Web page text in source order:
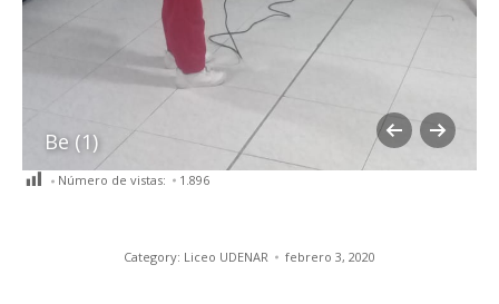
Be (1)
Número de vistas: 1.896
Category: Liceo UDENAR febrero 3, 2020